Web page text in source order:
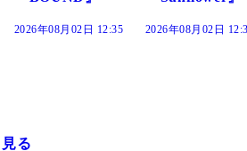
2026年08月02日 12:30 2026年08月02日
る